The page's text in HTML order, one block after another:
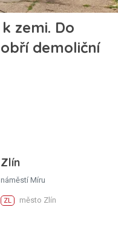
Zlín
náměstí Míru
ZL město Zlín